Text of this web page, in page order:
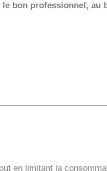
bon professionnel,
en limitant la